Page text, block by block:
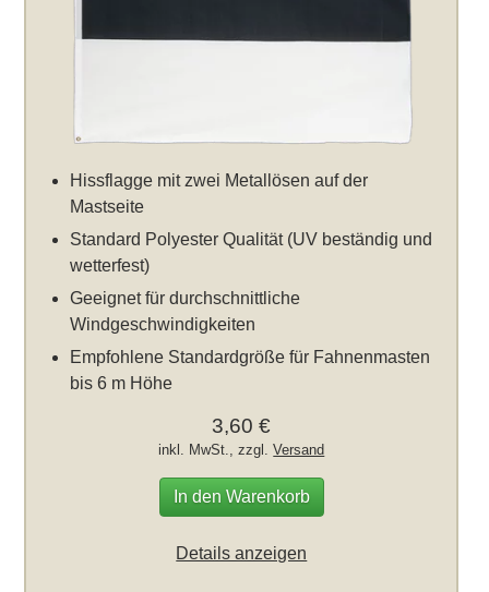
Hissflagge mit zwei Metallösen auf der
Mastseite
Standard Polyester Qualität (UV beständig und
wetterfest)
Geeignet für durchschnittliche
Windgeschwindigkeiten
Empfohlene Standardgröße für Fahnenmasten
bis 6 m Höhe
3,60 €
inkl. MwSt., zzgl.Versand
In den Warenkorb
Details anzeigen